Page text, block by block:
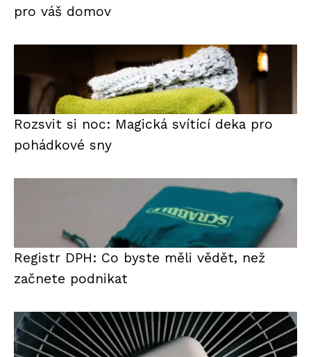
pro váš domov
Rozsvit si noc: Magická svítící deka pro
pohádkové sny
Registr DPH: Co byste měli vědět, než
začnete podnikat